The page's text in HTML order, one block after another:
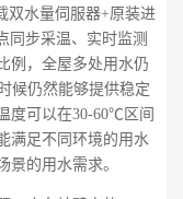
双水量伺服器+原装进
同步采温、实时监测
例，全屋多处用水仍
候仍然能够提供稳定
度可以在30-60℃区间
满足不同环境的用水
景的用水需求。